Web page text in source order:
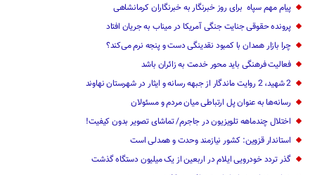
پرونده حقوقی جنایت جنگی آمریکا در میناب به جریان افتاد
چرا بازار همدان با کمبود نقدینگی دست و پنجه نرم می‌کند؟
فعالیت فرهنگی باید محور خدمت به زائران باشد
رسانه‌ها به عنوان پل ارتباطی میان مردم و مسئولان
اختلال چندماهه تلویزیون در جاجرم/ تماشای تصویر بدون کیفیت!
استاندار قزوین: کشور نیازمند وحدت و همدلی است
گذر تردد خودرویی ایلام در اربعین از یک میلیون دستگاه گذشت
هوای یزد امروز پایدار است؛ بافق به 41 درجه می‌رسد